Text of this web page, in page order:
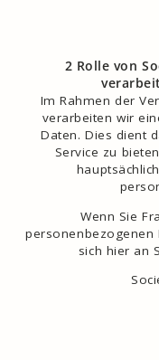
2 Rolle von
Im Rahmen der
verarbeiten wir
Daten. Dies dient
Service zu
Wenn Sie
personenbezogenen
sich hier an